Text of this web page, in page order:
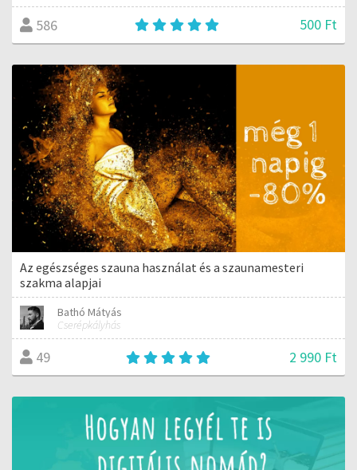
586 500 Ft
Az egészséges szauna használat és a szaunamesteri
szakma alapjai
Bathó Mátyás
Cserépkályhás
49 2 990 Ft